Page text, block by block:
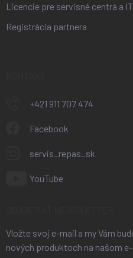
Licencie pre servisné centrá a
Registrácia partnera
+421 911 707 474
Facebook
servis_repas_sk
YouTube
Vložte svoj e-mail a my Vám
nových produktoch na našom